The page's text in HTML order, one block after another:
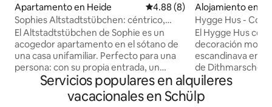
Apartamento en Heide Calificación promedio: 4.88
4.88 (8)
Sophies Altstadtstübchen: céntrico,
verde y tranquilo
El Altstadtstübchen de Sophie es un
acogedor apartamento en el sótano de
una casa unifamiliar. Perfecto para una
persona: con su propia entrada, un
dormitorio, dos habitaciones
comunicadas para instalarse y sentirse
como en casa, así como un pequeño
Alojamiento en
rkoog
Hygge Hus -
El Hygge Hus
decoración
escandinava en
de
dique, puedes
del Mar del Norte
puerta principal.
Servicios populares en alquileres
vacacionales en Schülp